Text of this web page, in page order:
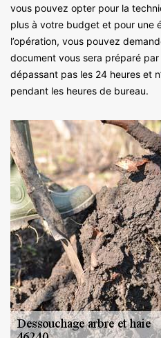
vous pouvez opter pour la
plus à votre budget et pour une
l’opération, vous pouvez
document vous sera préparé
dépassant pas les 24 heures et
pendant les heures de bureau.